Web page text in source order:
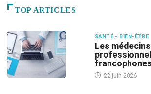
TOP ARTICLES
SANTÉ - BIEN-ÊTRE
Les
22 juin 2026